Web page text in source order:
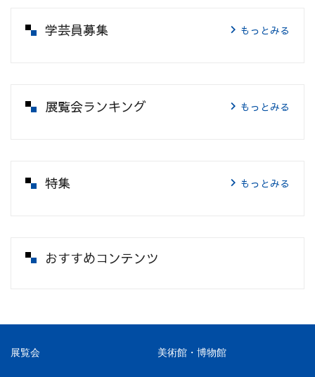
学芸員募集 もっとみる
展覧会ランキング もっとみる
特集 もっとみる
おすすめコンテンツ
展覧会 美術館・博物館